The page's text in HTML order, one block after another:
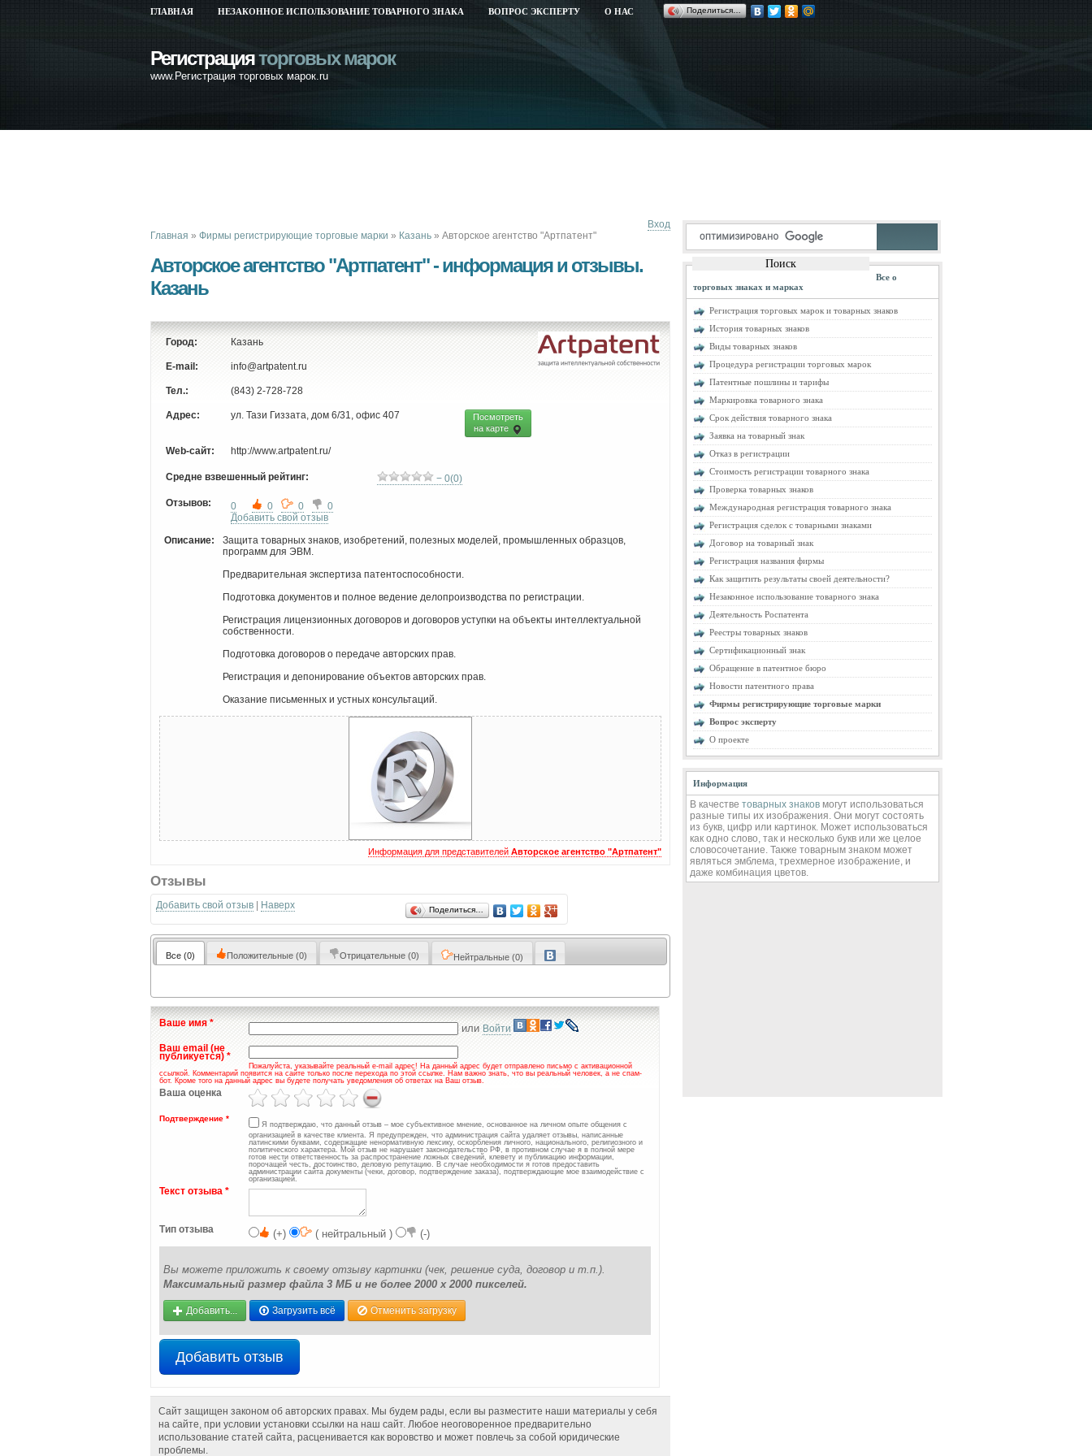
ГЛАВНАЯ НЕЗАКОННОЕ ИСПОЛЬЗОВАНИЕ ТОВАРНОГО ЗНАКА ВОПРОС ЭКСПЕРТУ О НАС Поделиться…
Регистрацияторговых марок
www.Регистрация торговых марок.ru
Вход
Главная » Фирмы регистрирующие торговые марки » Казань» Авторское агентство "Артпатент"
Авторское агентство "Артпатент" - информация и отзывы.
Казань
Город: Казань
E-mail: info@artpatent.ru
Тел.: (843) 2-728-728
Адрес: ул. Тази Гиззата, дом 6/31, офис 407
Посмотреть
на карте
Web-сайт: http://www.artpatent.ru/
Средне взвешенный рейтинг: − 0(0)
Отзывов: 0 0 0
0
Добавить свой отзыв
Описание:
Защита товарных знаков, изобретений, полезных моделей, промышленных образцов,
программ для ЭВМ.
Предварительная экспертиза патентоспособности.
Подготовка документов и полное ведение делопроизводства по регистрации.
Регистрация лицензионных договоров и договоров уступки на объекты интеллектуальной
собственности.
Подготовка договоров о передаче авторских прав.
Регистрация и депонирование объектов авторских прав.
Оказание письменных и устных консультаций.
Информация для представителей Авторское агентство "Артпатент"
Отзывы
Добавить свой отзыв| Наверх Поделиться…
Все (0) Положительные (0) Отрицательные (0) Нейтральные(0)
Ваше имя* или Войти
Ваш email (не
публикуется) *
Пожалуйста, указывайте реальный e-mail адрес! На данный адрес будет отправлено письмо с активационной
ссылкой. Комментарий появится на сайте только после перехода по этой ссылке. Нам важно знать, что вы реальный человек, а не спам-
бот. Кроме того на данный адрес вы будете получать уведомления об ответах на Ваш отзыв.
Ваша оценка
Подтверждение *
Я подтверждаю, что данный отзыв – мое субъективное мнение, основанное на личном опыте общения с
организацией в качестве клиента. Я предупрежден, что администрация сайта удаляет отзывы, написанные
латинскими буквами, содержащие ненормативную лексику, оскорбления личного, национального, религиозного и
политического характера. Мой отзыв не нарушает законодательство РФ, в противном случае я в полной мере
готов нести ответственность за распространение ложных сведений, клевету и публикацию информации,
порочащей честь, достоинство, деловую репутацию. В случае необходимости я готов предоставить
администрации сайта документы (чеки, договор, подтверждение заказа), подтверждающие мое взаимодействие с
организацией.
Текст отзыва *
Тип отзыва (+) ( нейтральный ) (-)
Вы можете приложить к своему отзыву картинки (чек, решение суда, договор и т.п.).
Максимальный размер файла 3 МБ и не более 2000 x 2000 пикселей.
Добавить... Загрузить всё Отменить загрузку
Добавить отзыв
Сайт защищен законом об авторских правах. Мы будем рады, если вы разместите наши материалы у себя
на сайте, при условии установки ссылки на наш сайт. Любое неоговоренное предварительно
использование статей сайта, расценивается как воровство и может повлечь за собой юридические
проблемы.
Все о
торговых знаках и марках
Регистрация торговых марок и товарных знаков
История товарных знаков
Виды товарных знаков
Процедура регистрации торговых марок
Патентные пошлины и тарифы
Маркировка товарного знака
Срок действия товарного знака
Заявка на товарный знак
Отказ в регистрации
Стоимость регистрации товарного знака
Проверка товарных знаков
Международная регистрация товарного знака
Регистрация сделок с товарными знаками
Договор на товарный знак
Регистрация названия фирмы
Как защитить результаты своей деятельности?
Незаконное использование товарного знака
Деятельность Роспатента
Реестры товарных знаков
Сертификационный знак
Обращение в патентное бюро
Новости патентного права
Фирмы регистрирующие торговые марки
Вопрос эксперту
О проекте
Информация
В качестве товарных знаковмогут использоваться
разные типы их изображения. Они могут состоять
из букв, цифр или картинок. Может использоваться
как одно слово, так и несколько букв или же целое
словосочетание. Также товарным знаком может
являться эмблема, трехмерное изображение, и
даже комбинация цветов.